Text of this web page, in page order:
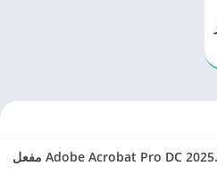
برنامج Adobe Acrobat Pro DC 2025.001.20458 مفعل